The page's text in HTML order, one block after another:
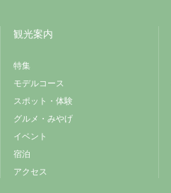
観光案内
特集
モデルコース
スポット・体験
グルメ・みやげ
イベント
宿泊
アクセス